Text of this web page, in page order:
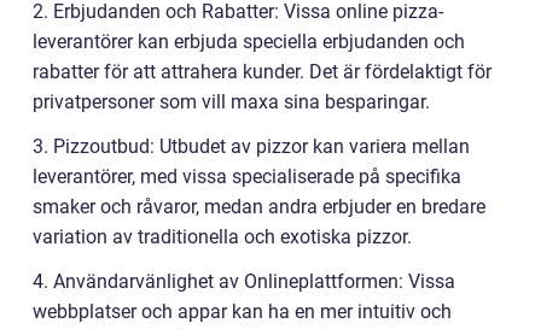
2. Erbjudanden och Rabatter: Vissa online pizza-
leverantörer kan erbjuda speciella erbjudanden och
rabatter för att attrahera kunder. Det är fördelaktigt för
privatpersoner som vill maxa sina besparingar.
3. Pizzoutbud: Utbudet av pizzor kan variera mellan
leverantörer, med vissa specialiserade på specifika
smaker och råvaror, medan andra erbjuder en bredare
variation av traditionella och exotiska pizzor.
4. Användarvänlighet av Onlineplattformen: Vissa
webbplatser och appar kan ha en mer intuitiv och